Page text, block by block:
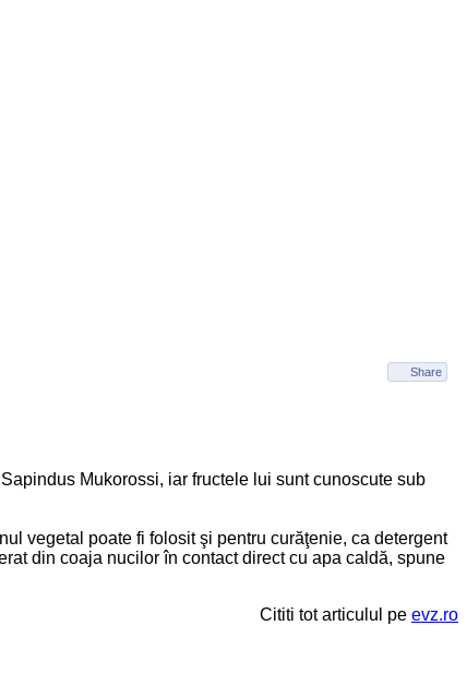
Share
Mukorossi, iar fructele lui sunt cunoscute sub
vegetal poate fi folosit şi pentru curăţenie, ca detergent
din coaja nucilor în contact direct cu apa caldă, spune
Cititi tot articulul pe evz.ro